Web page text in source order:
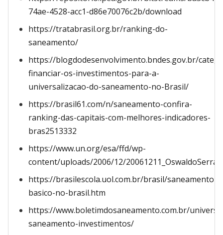
74ae-4528-acc1-d86e70076c2b/download
https://tratabrasil.org.br/ranking-do-
saneamento/
https://blogdodesenvolvimento.bndes.gov.br/
financiar-os-investimentos-para-a-
universalizacao-do-saneamento-no-Brasil/
https://brasil61.com/n/saneamento-confira-
ranking-das-capitais-com-melhores-indicadores-
bras2513332
https://www.un.org/esa/ffd/wp-
content/uploads/2006/12/
https://brasilescola.uol.com.br/brasil/saneamento-
basico-no-brasil.htm
https://www.boletimdosaneamento.com.br/
saneamento-investimentos/